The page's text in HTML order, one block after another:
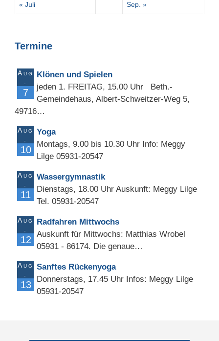
« Juli Sep. »
Termine
Aug
7
Klönen und Spielen
jeden 1. FREITAG, 15.00 Uhr Beth.-
Gemeindehaus, Albert-Schweitzer-Weg 5,
49716…
Aug
10
Yoga
Montags, 9.00 bis 10.30 Uhr Info: Meggy
Lilge 05931-20547
Aug
11
Wassergymnastik
Dienstags, 18.00 Uhr Auskunft: Meggy Lilge
Tel. 05931-20547
Aug
12
Radfahren Mittwochs
Auskunft für Mittwochs: Matthias Wrobel
05931 - 86174. Die genaue…
Aug
13
Sanftes Rückenyoga
Donnerstags, 17.45 Uhr Infos: Meggy Lilge
05931-20547